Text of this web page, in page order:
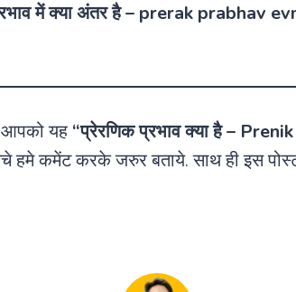
में क्या अंतर है – prerak prabhav
आपको यह“प्रेरणिक प्रभाव क्या है–
हमे कमेंट करके जरुर बताये. साथ ही इस